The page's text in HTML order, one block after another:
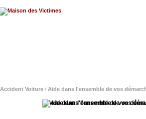
Accident Voiture / Aide dans l'ensemble de vos
Aide dans l'ensemble de vos